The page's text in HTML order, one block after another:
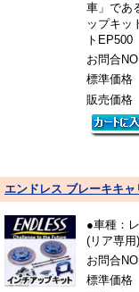
車」であ
ップキ
トEP500
お問合NO
標準価格
販売価格
エンドレス ブレーキキ
●車種：
(リア専
お問合NO
標準価格